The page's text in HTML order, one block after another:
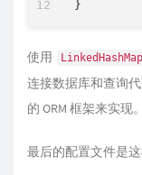
使用 LinkedHashMap
连接数据库和查询
的 ORM 框架来实现。
最后的配置文件是这